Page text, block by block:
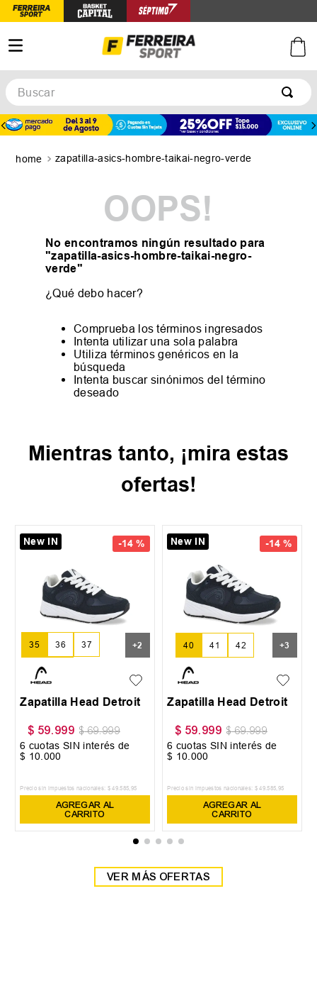
Buscar
zapatilla-asics-hombre-taikai-negro-verde
OOPS!
No encontramos ningún resultado para
"zapatilla-asics-hombre-taikai-negro-
verde"
¿Qué debo hacer?
Comprueba los términos ingresados
Intenta utilizar una sola palabra
Utiliza términos genéricos en la
búsqueda
Intenta buscar sinónimos del término
deseado
Mientras tanto, ¡mira estas
ofertas!
-14 %
New IN
35 36 37
38
+2
Zapatilla Head Detroit
$ 59.999 $ 69.999
6 cuotas SIN interés de
$ 10 000
Precio sin impuestos nacionales: $ 49.585,95
AGREGAR AL
CARRITO
-14 %
New IN
40 41 42 +3
Zapatilla Head Detroit
$ 59.999 $ 69.999
6 cuotas SIN interés de
$ 10 000
Precio sin impuestos nacionales: $ 49.585,95
AGREGAR AL
CARRITO
VER MÁS OFERTAS
TÉRMINOS MÁS BUSCADOS
zapatillas
zapatillas mujer
zapatillas adidas